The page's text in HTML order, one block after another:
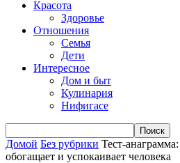
Красота
Здоровье
Отношения
Семья
Дети
Интересное
Дом и быт
Кулинария
Нифигасе
Домой Без рубрики Тест-
обогащает и успокаивает человека